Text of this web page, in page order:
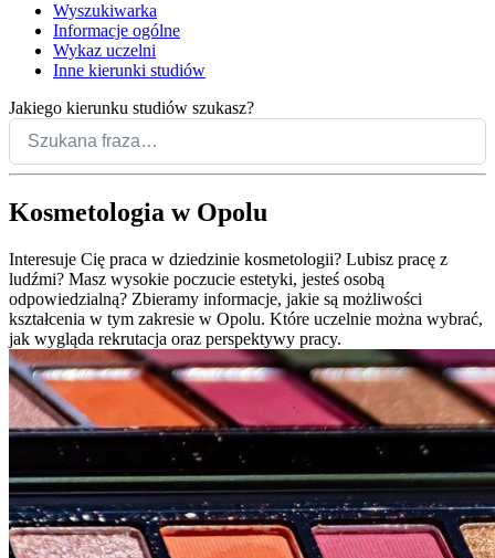
Wyszukiwarka
Informacje ogólne
Wykaz uczelni
Inne kierunki studiów
Jakiego kierunku studiów szukasz?
Kosmetologia w Opolu
Interesuje Cię praca w dziedzinie kosmetologii? Lubisz pracę z
ludźmi? Masz wysokie poczucie estetyki, jesteś osobą
odpowiedzialną? Zbieramy informacje, jakie są możliwości
kształcenia w tym zakresie w Opolu. Które uczelnie można wybrać,
jak wygląda rekrutacja oraz perspektywy pracy.